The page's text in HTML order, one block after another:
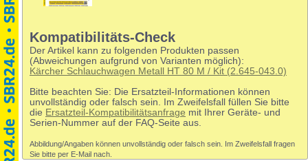
Kompatibilitäts-Check
Der Artikel kann zu folgenden Produkten passen
(Abweichungen aufgrund von Varianten möglich):
Kärcher Schlauchwagen Metall HT 80 M / Kit (2.645-043.0)
Bitte beachten Sie: Die Ersatzteil-Informationen können
unvollständig oder falsch sein. Im Zweifelsfall füllen Sie bitte
die Ersatzteil-Kompatibilitätsanfrage mit Ihrer Geräte- und
Serien-Nummer auf der FAQ-Seite aus.
Abbildung/Angaben können unvollständig oder falsch sein. Im Zweifelsfall fragen
Sie bitte per E-Mail nach.